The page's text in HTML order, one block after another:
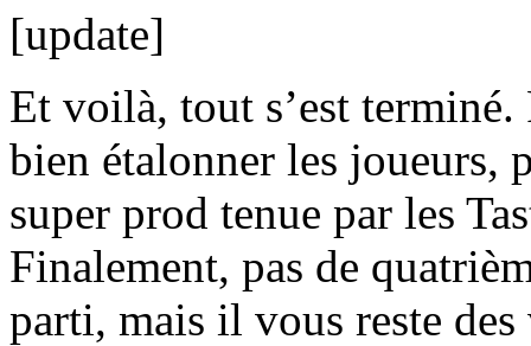
[update]
Et voilà, tout s’est
bien étalonner les joueurs,
super prod tenue par les
Finalement, pas de
parti, mais il vous reste